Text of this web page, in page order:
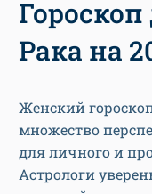
Рака на
Женский
множество
для личного и
Астрологи